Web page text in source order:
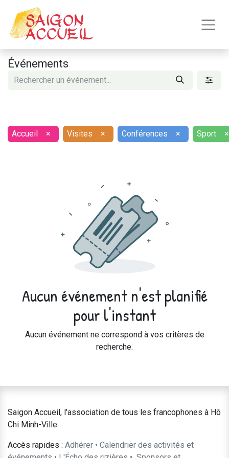
Événements
Accueil × Visites × Conférences × Sport ×
Aucun événement n'est planifié
pour l'instant
Aucun événement ne correspond à vos critères de
recherche.
Saigon Accueil, l'association de tous les francophones à Hô
Chi Minh-Ville
Accès rapides : Adhérer • Calendrier des activités et